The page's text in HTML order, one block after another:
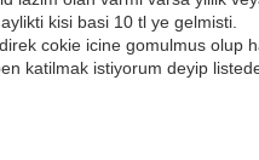
kisi basi 10 tl ye gelmisti.
cokie icine gomulmus olup
katilmak istiyorum deyip